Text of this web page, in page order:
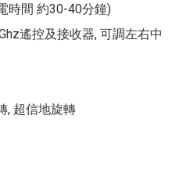
時間 約30-40分鐘)
遙控及接收器, 可調左右中